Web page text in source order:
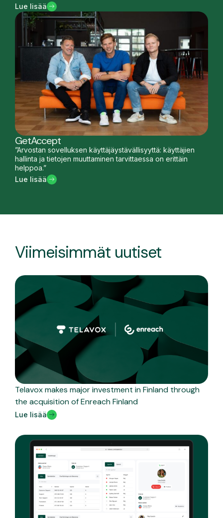
Lue lisää
GetAccept
”Arvostan sovelluksen käyttäjäystävällisyyttä: käyttäjien
hallinta ja tietojen muuttaminen tarvittaessa on erittäin
helppoa.”
Lue lisää
Viimeisimmät uutiset
Telavox makes major investment in Finland through
the acquisition of Enreach Finland
Lue lisää